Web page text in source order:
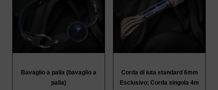
Bavaglio a palla (bavaglio a
palla)
Corda di iuta standard 6mm
Esclusivo; Corda singola 4m